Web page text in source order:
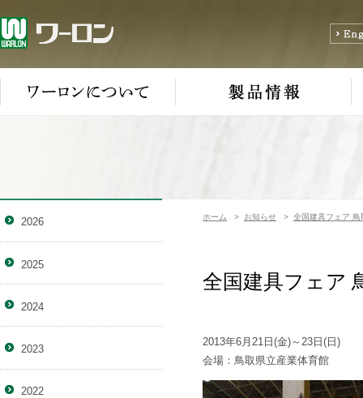
ホーム > お知らせ > 全国建具フェア 鳥
全国建具フェア
2013年6月21日(金)～23日(日)
会場：鳥取県立産業体育館
2026
2025
2024
2023
2022